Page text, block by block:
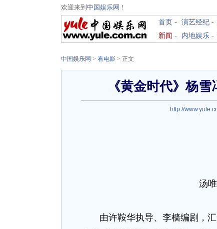
欢迎来到 中国娱乐网 ！
首页 - 演艺经纪 -
新闻 - 内地娱乐 -
中国娱乐网 > 看电影 > 正文
《黄金时代》杨
http://
汤
由许鞍华执导、李樯编剧，汇